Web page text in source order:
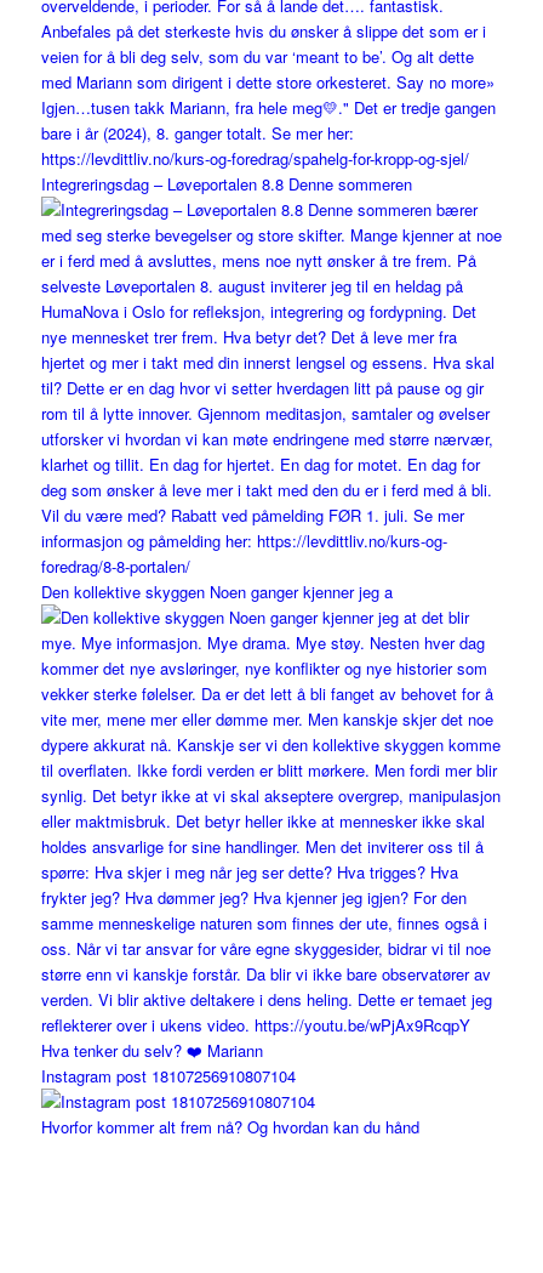
Integreringsdag – Løveportalen 8.8 Denne sommeren
Den kollektive skyggen Noen ganger kjenner jeg a
Instagram post 18107256910807104
Hvorfor kommer alt frem nå? Og hvordan kan du hånd